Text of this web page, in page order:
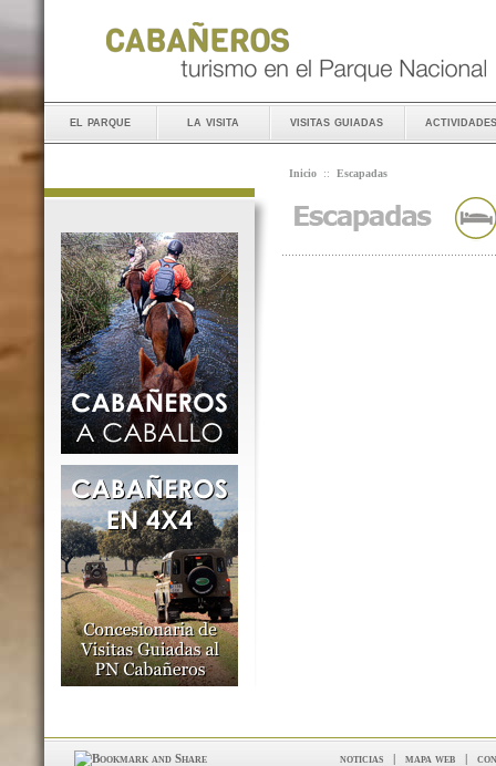
el parque la visita visitas guiadas actividades
Inicio :: Escapadas
noticias | mapa web |